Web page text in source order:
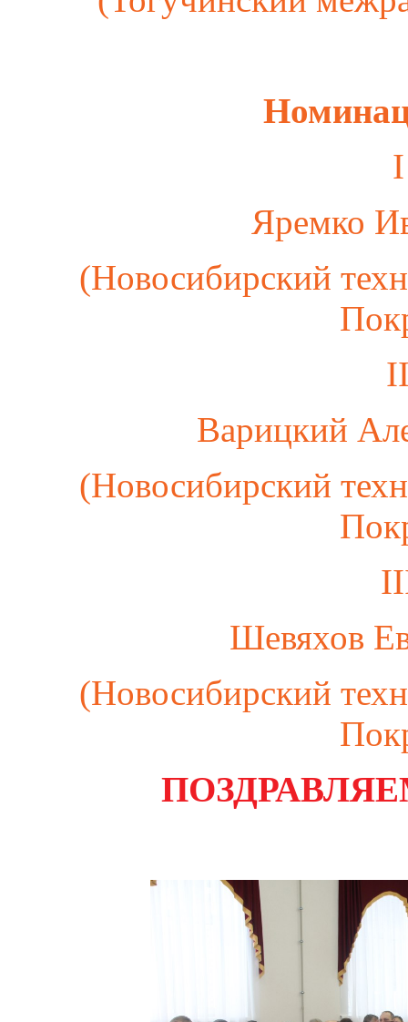
Яремко
(Новосибирский
Варицкий
(Новосибирский
Шевяхов
(Новосибирский